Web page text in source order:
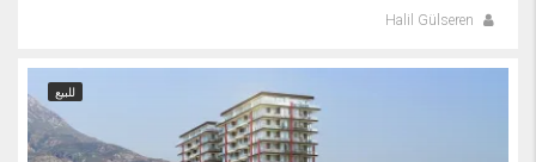
Halil Gülseren
للبيع